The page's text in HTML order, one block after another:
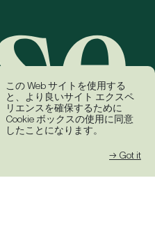
この Web サイトを使用する
と、より良いサイト エクスペ
リエンスを確保するために
Cookie ボックスの使用に同意
したことになります。
→ Got it